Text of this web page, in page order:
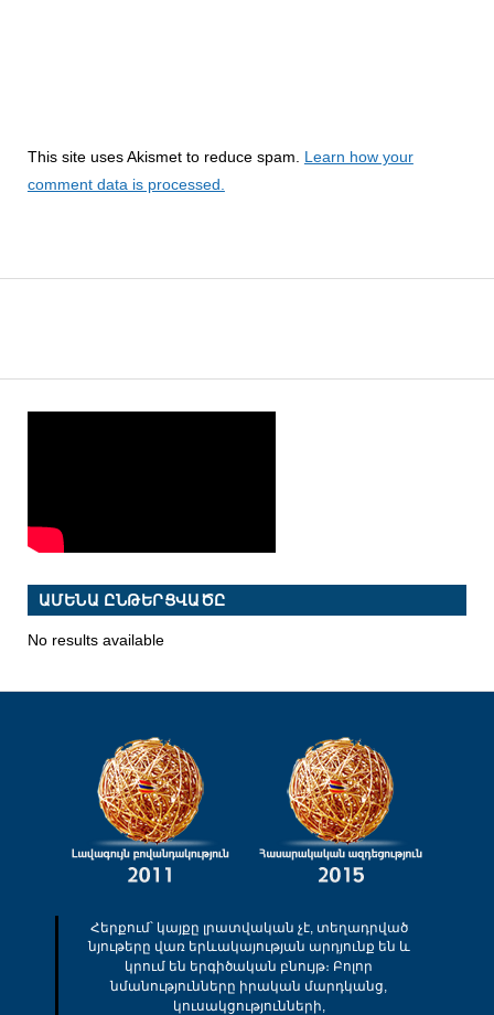
This site uses Akismet to reduce spam. Learn how your
comment data is processed.
ԱՄԵՆԱ ԸՆԹԵՐՑՎԱԾԸ
No results available
Հերքում՝ կայքը լրատվական չէ, տեղադրված
նյութերը վառ երևակայության արդյունք են և
կրում են երգիծական բնույթ։ Բոլոր
նմանությունները իրական մարդկանց,
կուսակցությունների,